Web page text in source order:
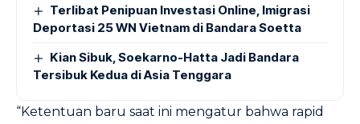
Terlibat Penipuan Investasi Online, Imigrasi
Deportasi 25 WN Vietnam di Bandara Soetta
Kian Sibuk, Soekarno-Hatta Jadi Bandara
Tersibuk Kedua di Asia Tenggara
“Ketentuan baru saat ini mengatur bahwa rapid